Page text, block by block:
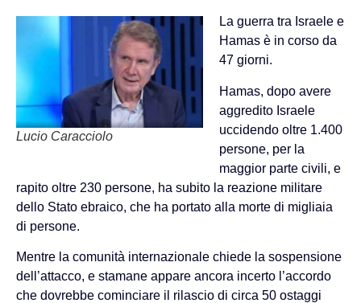
Lucio Caracciolo
La guerra tra Israele e
Hamas è in corso da
47 giorni.
Hamas, dopo avere
aggredito Israele
uccidendo oltre 1.400
persone, per la
maggior parte civili, e
rapito oltre 230 persone, ha subito la reazione militare
dello Stato ebraico, che ha portato alla morte di migliaia
di persone.
Mentre la comunità internazionale chiede la sospensione
dell’attacco, e stamane appare ancora incerto l’accordo
che dovrebbe cominciare il rilascio di circa 50 ostaggi